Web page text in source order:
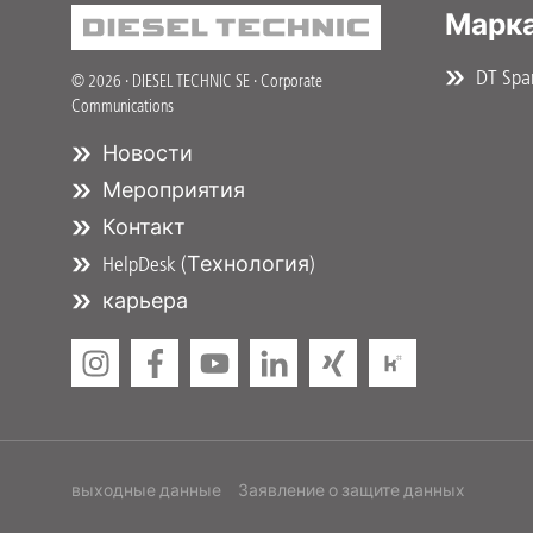
© 2026 · DIESEL TECHNIC SE · Corporate
Communications
Новости
Мероприятия
Контакт
HelpDesk (Технология)
карьера
DT
выходные данные Заявление о защите данных